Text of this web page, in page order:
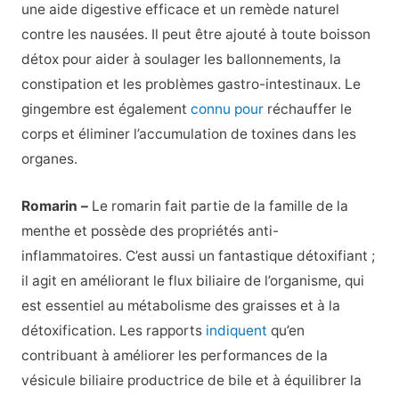
une aide digestive efficace et un remède naturel
contre les nausées. Il peut être ajouté à toute boisson
détox pour aider à soulager les ballonnements, la
constipation et les problèmes gastro-intestinaux. Le
gingembre est également connu pourréchauffer le
corps et éliminer l’accumulation de toxines dans les
organes.
Romarin –Le romarin fait partie de la famille de la
menthe et possède des propriétés anti-
inflammatoires. C’est aussi un fantastique détoxifiant ;
il agit en améliorant le flux biliaire de l’organisme, qui
est essentiel au métabolisme des graisses et à la
détoxification. Les rapports indiquent qu’en
contribuant à améliorer les performances de la
vésicule biliaire productrice de bile et à équilibrer la